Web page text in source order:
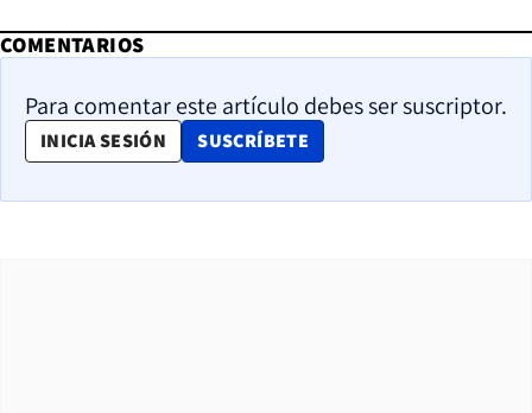
COMENTARIOS
Para comentar este artículo debes ser suscriptor.
INICIA SESIÓN SUSCRÍBETE
OPENS IN NEW WINDOW